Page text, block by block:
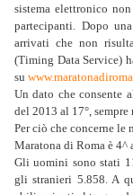
sistema elettronico
partecipanti. Dopo
arrivati che non
(Timing Data Service)
su
Un dato che consente
del 2013 al 17°,
Per ciò che concerne le
Maratona di Roma è 4^
Gli uomini sono stati
gli stranieri 5.858. A